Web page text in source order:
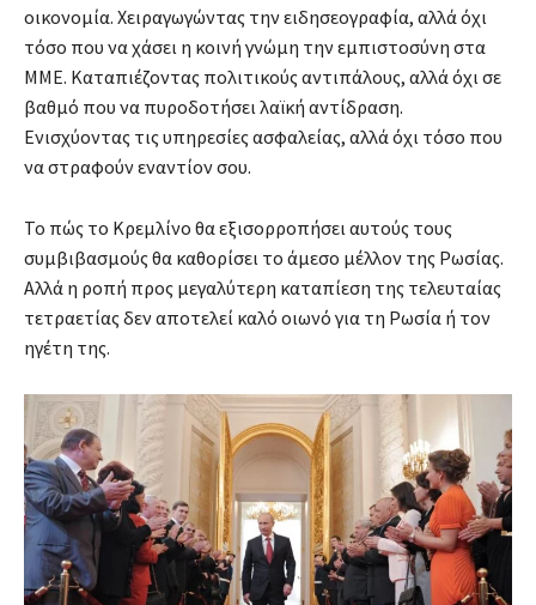
οικονομία. Xειραγωγώντας την ειδησεογραφία, αλλά όχι
τόσο που να χάσει η κοινή γνώμη την εμπιστοσύνη στα
ΜΜΕ. Καταπιέζοντας πολιτικούς αντιπάλους, αλλά όχι σε
βαθμό που να πυροδοτήσει λαϊκή αντίδραση.
Ενισχύοντας τις υπηρεσίες ασφαλείας, αλλά όχι τόσο που
να στραφούν εναντίον σου.
Το πώς το Κρεμλίνο θα εξισορροπήσει αυτούς τους
συμβιβασμούς θα καθορίσει το άμεσο μέλλον της Ρωσίας.
Αλλά η ροπή προς μεγαλύτερη καταπίεση της τελευταίας
τετραετίας δεν αποτελεί καλό οιωνό για τη Ρωσία ή τον
ηγέτη της.